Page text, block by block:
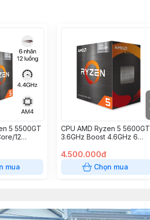
5 5500GT
12
mua
CPU AMD Ryzen 5 5600GT
3.6GHz Boost 4.6GHz 6
Radeon Vega 7
4.500.000đ
Chọn mua